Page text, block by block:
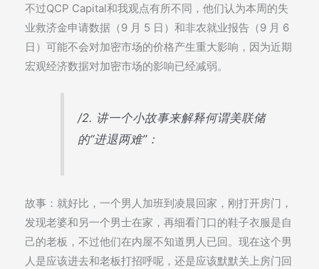
不过QCP Capital和我观点有所不同，他们认为本周的失
业救济金申请数据（9 月 5 日）和非农就业报告（9 月 6
日）可能不会对加密市场的价格产生重大影响，因为近期
宏观经济数据对加密市场的影响已经减弱。
/2. 讲一个小故事来解释何谓美联储
的“进退两难”：
故事：就好比，一个男人加班到凌晨回家，刚打开房门，
发现老婆和另一个男士在家，再细看门口的鞋子衣服是自
己的老板，不过他们在内屋不知道男人已回。现在这个男
人是应该进去和老板打招呼呢，还是应该默默关上房门回